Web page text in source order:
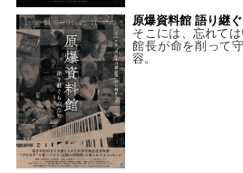
原爆資料館 語り継
そこには、忘れて
館長が命を削って
容。